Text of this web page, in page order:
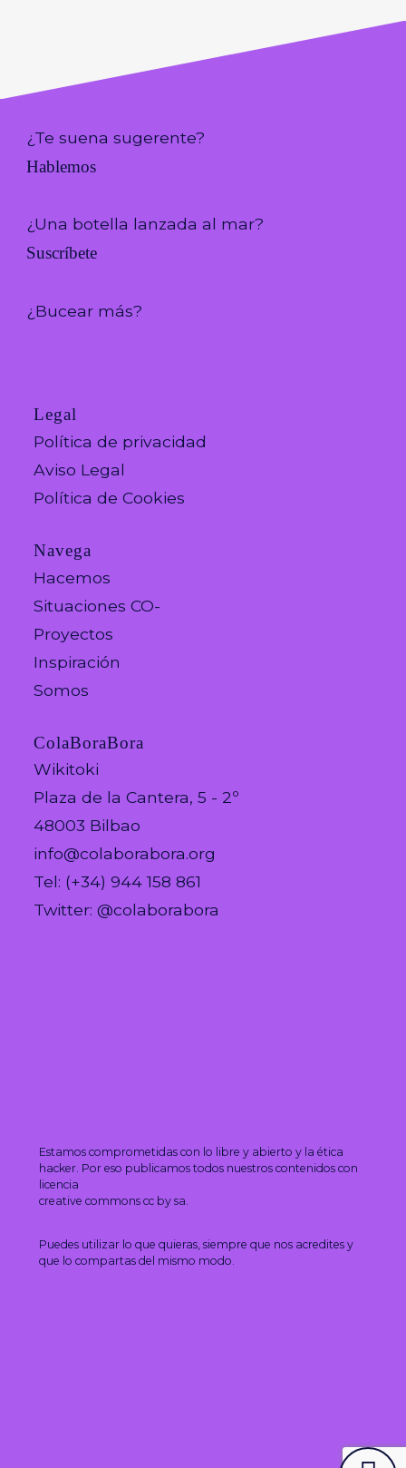
¿Te suena sugerente?
Hablemos
¿Una botella lanzada al mar?
Suscríbete
¿Bucear más?
Legal
Política de privacidad
Aviso Legal
Política de Cookies
Navega
Hacemos
Situaciones CO-
Proyectos
Inspiración
Somos
ColaBoraBora
Wikitoki
Plaza de la Cantera, 5 - 2º
48003 Bilbao
info@colaborabora.org
Tel: (+34) 944 158 861
Twitter: @colaborabora
Estamos comprometidas con lo libre y abierto y la ética
hacker. Por eso publicamos todos nuestros contenidos con
licencia
creative commons cc by sa.
Puedes utilizar lo que quieras, siempre que nos acredites y
que lo compartas del mismo modo.